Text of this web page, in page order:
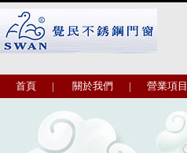
首頁 | 關於我們 | 營業項目